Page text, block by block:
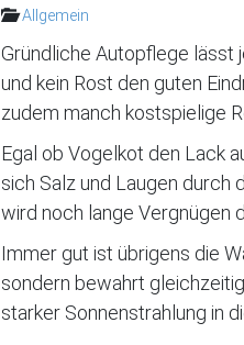
Allgemein
Gründliche Autopflege lässt
und kein Rost den guten
zudem manch kostspielige
Egal ob Vogelkot den Lack
sich Salz und Laugen durch
wird noch lange Vergnügen
Immer gut ist übrigens die
sondern bewahrt
starker Sonnenstrahlung in